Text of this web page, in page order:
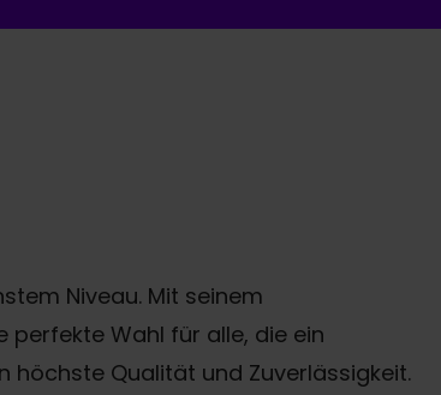
Niveau. Mit seinem
perfekte Wahl für alle, die ein
Qualität und Zuverlässigkeit.